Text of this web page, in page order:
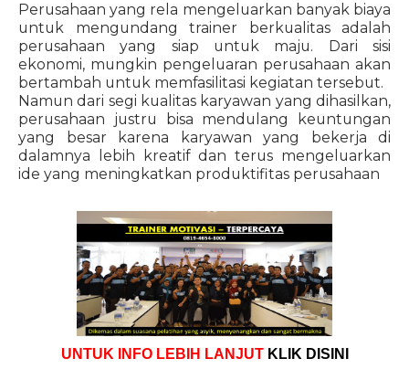
Perusahaan yang rela mengeluarkan banyak biaya
untuk mengundang trainer berkualitas adalah
perusahaan yang siap untuk maju. Dari sisi
ekonomi, mungkin pengeluaran perusahaan akan
bertambah untuk memfasilitasi kegiatan tersebut.
Namun dari segi kualitas karyawan yang dihasilkan,
perusahaan justru bisa mendulang keuntungan
yang besar karena karyawan yang bekerja di
dalamnya lebih kreatif dan terus mengeluarkan
ide yang meningkatkan produktifitas perusahaan
UNTUK INFO LEBIH LANJUT KLIK DISINI